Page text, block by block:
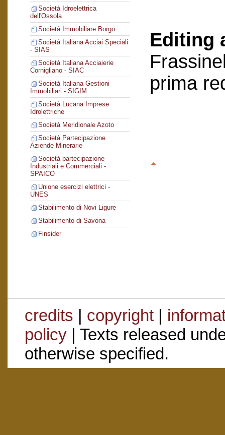
Società Idroelettrica
dell'Ossola
Società Immobiliare Borgo
Società Italiana Acciai Speciali
- SIAS
Società Italiana Acciaierie
Cornigliano - SIAC
Società Italiana Gestioni
Immobiliari - SIGIM
Società Lucana Imprese
Idrolettriche
Società Meridionale Azoto
Società Partecipazione
Aziende Minerarie
Società partecipazione
Industriali e Commerciali -
SPAICO
Unione esercizi elettrici -
UNES
Stabilimento di Novi Ligure
Stabilimento di Savona
Finsider
Editing
prima
credits | copyright|
policy| Texts released
otherwise specified.